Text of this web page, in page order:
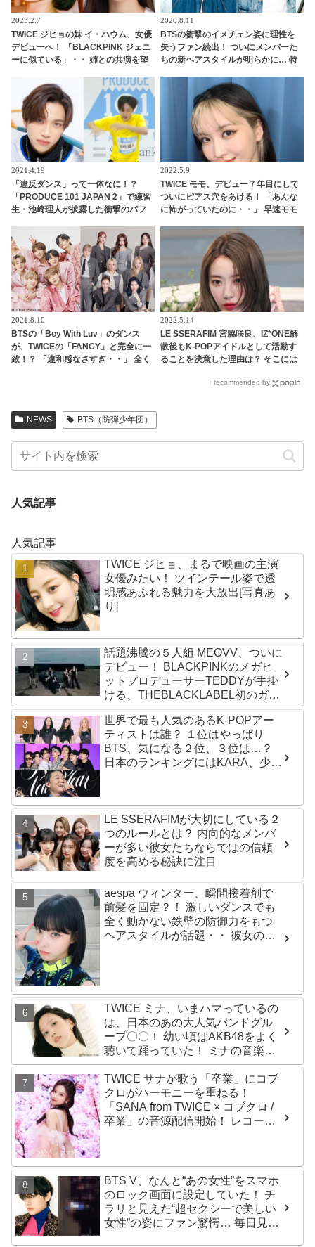
2023.2.7
TWICE ジヒョの妹 イ・ハウム、女優
デビューへ！ 「BLACKPINK ジェニ
ーに似ている」・・ 姉との共演を望
2020.8.11
BTSの衝撃のイメチェン姿に理性を
失うファン続出！ ついにメンバーた
ちの新ヘアスタイルが明らかに… 特
レンドを席巻＆新記録を樹立
2021.4.19
「違反ダンス」って一体なに！？
「PRODUCE 101 JAPAN 2」で練習
生・池崎理人が披露した衝撃のパフ
出！ 厳しいトレーナー陣をも笑顔に
した池崎のインパクト満載な魅力に
虜になること間違いナシ
2022.5.9
TWICE モモ、デビュー７年目にして
ついにピアス穴をあける！ 「あんな
に怖がっていたのに・・」 早速モモ
2021.8.10
BTSの「Boy With Luv」のダンス
が、TWICEの「FANCY」と完全に一
致！？ 「違和感なさすぎ・・」 全く
2022.5.14
LE SSERAFIM 宮脇咲良、IZ*ONE解
散後もK-POPアイドルとして活動す
ることを決意した理由は？ そこには
ビューを果たした彼女のアイドルに
Recommended by
NEWS BTS（防弾少年団）
人気記事
人気記事
TWICE ジヒョ、まるで映画の主演
女優みたい！ ツインテール姿で透
明感あふれる魅力を大放出[写真あ
り]
話題沸騰の５人組 MEOVV、ついに
デビュー！ BLACKPINKのメガヒ
ットプロデューサーTEDDYが手掛
ける、THEBLACKLABEL初のガー
ルズグループ！ デビューシングル
「MEOW」をリリース
世界で最も人気のあるK-POPアー
ティストは誰？ １位はやっぱり
BTS、気になる２位、３位は…？
日本のランキングにはKARA、少女
LE SSERAFIMが大切にしている２
つのルールとは？ 内向的なメンバ
ーが多い彼女たちならではの信頼
度を高める秘訣に注目
aespa ウィンター、瞬間接着剤で
前髪を固定？！ 激しいダンスでも
全く動かない鉄壁の防御力をもつ
ヘアスタイルが話題・・ 彼女の美
TWICE ミナ、いまハマっているの
は、日本のあの大人気バンドグル
ープ〇〇！ 幼い頃はAKB48をよく
聴いて踊っていた！ ミナの音楽の
趣味が明らかに
TWICE サナが歌う「卒業」にコブ
クロがハーモニーを重ねる！
「SANA from TWICE × コブクロ /
卒業」の音源配信開始！ レコーデ
BTS V、なんと“あの女性”をスマホ
のロック画面に設定していた！ チ
ラリと見えた“超セクシーで美しい
女性”の姿にファン驚愕… 毎日見る